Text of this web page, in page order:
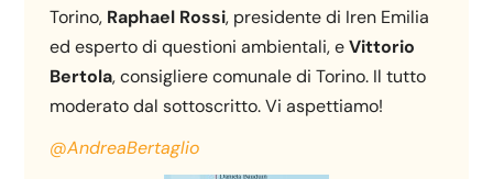
Torino, Raphael Rossi, presidente di Iren Emilia
ed esperto di questioni ambientali, eVittorio
Bertola, consigliere comunale di Torino. Il tutto
moderato dal sottoscritto. Vi aspettiamo!
@AndreaBertaglio